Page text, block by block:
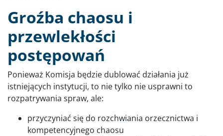
Groźba chaosu i
przewlekłości
postępowań
Ponieważ Komisja będzie dublować działania już
istniejących instytucji, to nie tylko nie usprawni to
rozpatrywania spraw, ale:
przyczyniać się do rozchwiania orzecznictwa i
kompetencyjnego chaosu